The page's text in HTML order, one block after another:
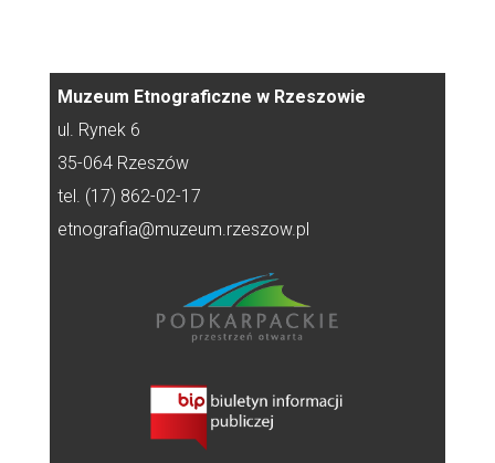
Muzeum Etnograficzne w Rzeszowie
ul. Rynek 6
35-064 Rzeszów
tel. (17) 862-02-17
etnografia@muzeum.rzeszow.pl